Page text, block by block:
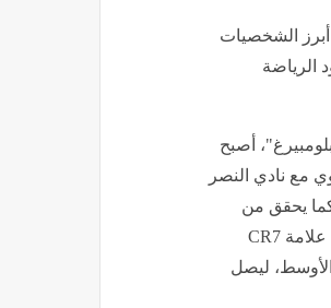
أبرز الشخصيات
حدود الرياضة
رسميًا مطلع عام 2025 وفق مؤشر "بلومبيرغ"، أصبح
مع نادي النصر
بقيمة 400 مليون دولار. كما يحقق من
الإعلانات والرعاية نحو 175 مليون دولار سنويًا، ويملك مجموعة من المشاريع تشمل علامة CR7
ليصل